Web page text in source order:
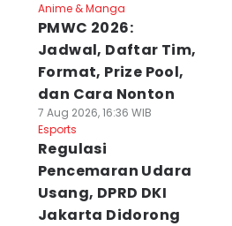
Anime & Manga
PMWC 2026:
Jadwal, Daftar Tim,
Format, Prize Pool,
dan Cara Nonton
7 Aug 2026, 16:36 WIB
Esports
Regulasi
Pencemaran Udara
Usang, DPRD DKI
Jakarta Didorong